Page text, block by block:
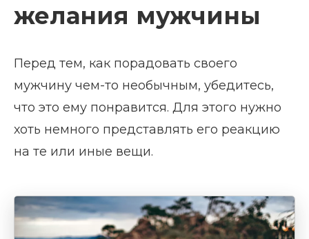
желания мужчины
Перед тем, как порадовать своего
мужчину чем-то необычным, убедитесь,
что это ему понравится. Для этого нужно
хоть немного представлять его реакцию
на те или иные вещи.